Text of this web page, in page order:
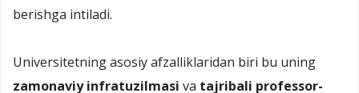
berishga intiladi.
Universitetning asosiy afzalliklaridan biri bu uning
zamonaviy infratuzilmasi va tajribali professor-